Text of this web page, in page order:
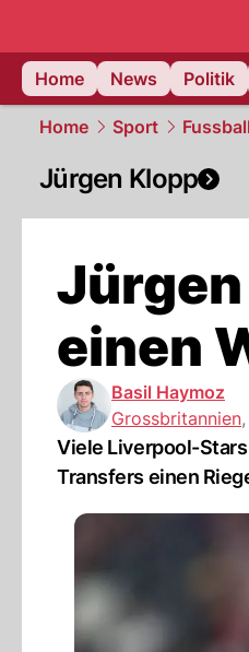
Home
News Politik
Home Sport
Jürgen Klopp
einen
Basil Haymoz
Grossbritannien,
Viele Liverpool-
Transfers einen